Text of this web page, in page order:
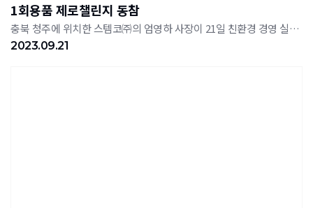
1회용품 제로챌린지 동참
충북 청주에 위치한 스템코㈜의 엄영하 사장이 21일 친환경 경영 실천을 위한 일회용품 제로 챌린지에 동참했다.챌린지는 일상 속 일회용품 사용을 줄이고 다회용품 사용을 장려하기 위한 취지로 지난 2월부터 현재까지 각계각층의 인사가 참여하고 있다.챌린지는 '1회용품을 0(제로)로'라는 다짐을 나타내는 제스처를 사진 또는 영상으로 촬영해 사회관계망서비스(SNS)에 게재하고 다음 주자를 지목하는 방식으로 진행된다.엄 사장은 전해상 도레이 첨단소재 사장의 추천을 받아 챌린지에 참여했으며 다음 참여자로 이대교 LB루셈 사장, 이두영 청주상공회의소 회장을 추천했다.엄 사장은 "작은 챌린지가 친환경을 지향하는 사회를 만드는 데 보탬이 되길 바란다"며 임직원들과 함께 일상생활 속에서 종이컵 대신 다회용컵 사용하기, 일회용 장갑 대신 손 소독기 이용하기 등의 일회용품 절감 노력에 동참할 것을 약속했다.스템코는 환경부 인증 녹색기업으로서 지역사회 내에서 여러 환경보전 활동을 실천해 오고 있다. 정기적으로 속리산 국립공원과 협약을 맺고 환경정화 활동 '파크프렌즈'를 진행하고 있으며, 최근에는 일회용품 줄이기의 일환으로 사내에서 월 4천 장 사용하던 일회용 덧신 사용을 중단했다.
2023.09.21